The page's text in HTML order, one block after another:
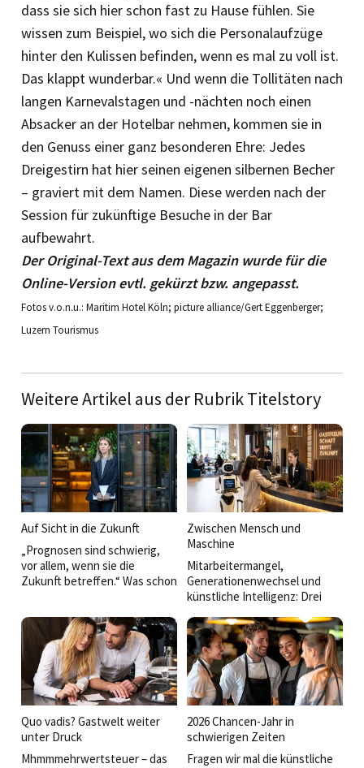
dass sie sich hier schon fast zu Hause fühlen. Sie
wissen zum Beispiel, wo sich die Personalaufzüge
hinter den Kulissen befinden, wenn es mal zu voll ist.
Das klappt wunderbar.« Und wenn die Tollitäten nach
langen Karnevalstagen und -nächten noch einen
Absacker an der Hotelbar nehmen, kommen sie in
den Genuss ­einer ganz besonderen Ehre: Jedes
Dreigestirn hat hier seinen eigenen silbernen Becher
– graviert mit dem Namen. Diese werden nach der
Session für zukünftige Besuche in der Bar
aufbewahrt.
Der Original-Text aus dem Magazin wurde für die
Online-Version evtl. gekürzt bzw. angepasst.
Fotos v.o.n.u.: Maritim Hotel Köln; picture alliance/Gert Eggenberger;
Luzern Tourismus
Weitere Artikel aus der Rubrik Titelstory
Auf Sicht in die Zukunft
„Prognosen sind schwierig,
vor allem, wenn sie die
Zukunft betreffen.“ Was schon
wusste, gilt besonders für die
Gastro-Branche. Der Blick
nach vorne ist alles andere als
einfach, auch weil immer
wieder neue Probleme
auftauchen. Was heute noch
gilt, kann morgen schon
überholt sein – von neuen
Zwischen Mensch und
Maschine
Mitarbeitermangel,
Generationenwechsel und
künstliche Intelligenz: Drei
Hospitality derzeit
tiefgreifend. Doch statt sich
ausschließlich um Technik
oder wirtschaftliche
Kennzahlen zu drehen, rückt
in vielen Betrieben etwas
anderes wieder stärker in den
Mittelpunkt: der Mensch. Ob
Quo vadis? Gastwelt weiter
unter Druck
Mhmmmehrwertsteuer – das
2026 Chancen-Jahr in
schwierigen Zeiten
Fragen wir mal die künstliche